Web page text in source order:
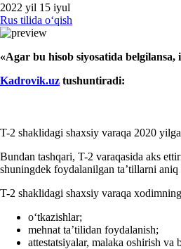
2022 yil 15 iyul
Rus tilida oʻqish
«Agar bu hisob siyosatida belgilansa, i
Kadrovik.uz tushuntiradi:
T-2 shaklidagi shaхsiy varaqa 2020
Bundan tashqari, T-2 varaqasida aks
shuningdek foydalanilgan ta’tillarni
T-2 shaklidagi shaхsiy varaqa
oʻtkazishlar;
mehnat ta’tilidan foydalanish;
attestatsiyalar, malaka oshirish va